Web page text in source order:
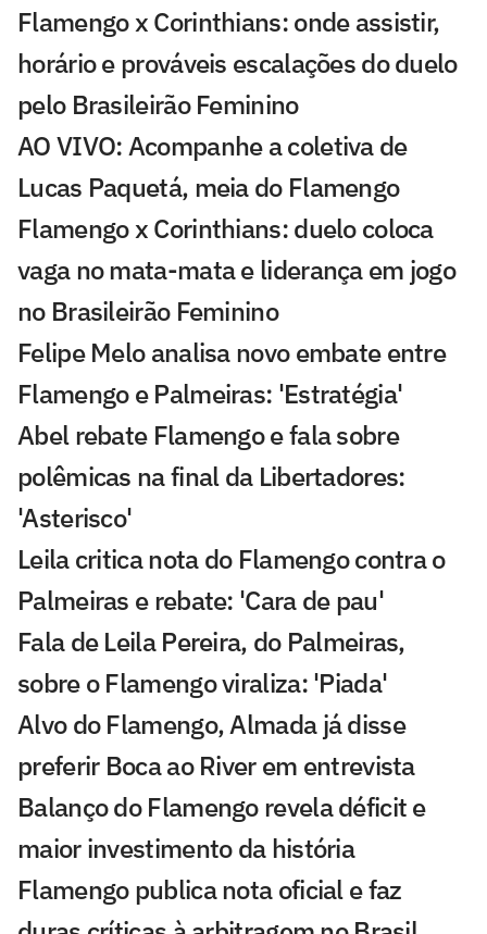
Flamengo x Corinthians: onde assistir,
horário e prováveis escalações do duelo
pelo Brasileirão Feminino
AO VIVO: Acompanhe a coletiva de
Lucas Paquetá, meia do Flamengo
Flamengo x Corinthians: duelo coloca
vaga no mata-mata e liderança em jogo
no Brasileirão Feminino
Felipe Melo analisa novo embate entre
Flamengo e Palmeiras: 'Estratégia'
Abel rebate Flamengo e fala sobre
polêmicas na final da Libertadores:
'Asterisco'
Leila critica nota do Flamengo contra o
Palmeiras e rebate: 'Cara de pau'
Fala de Leila Pereira, do Palmeiras,
sobre o Flamengo viraliza: 'Piada'
Alvo do Flamengo, Almada já disse
preferir Boca ao River em entrevista
Balanço do Flamengo revela déficit e
maior investimento da história
Flamengo publica nota oficial e faz